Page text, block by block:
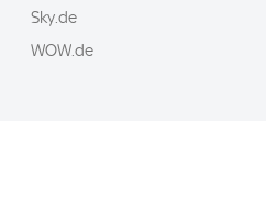
Sky.de
WOW.de